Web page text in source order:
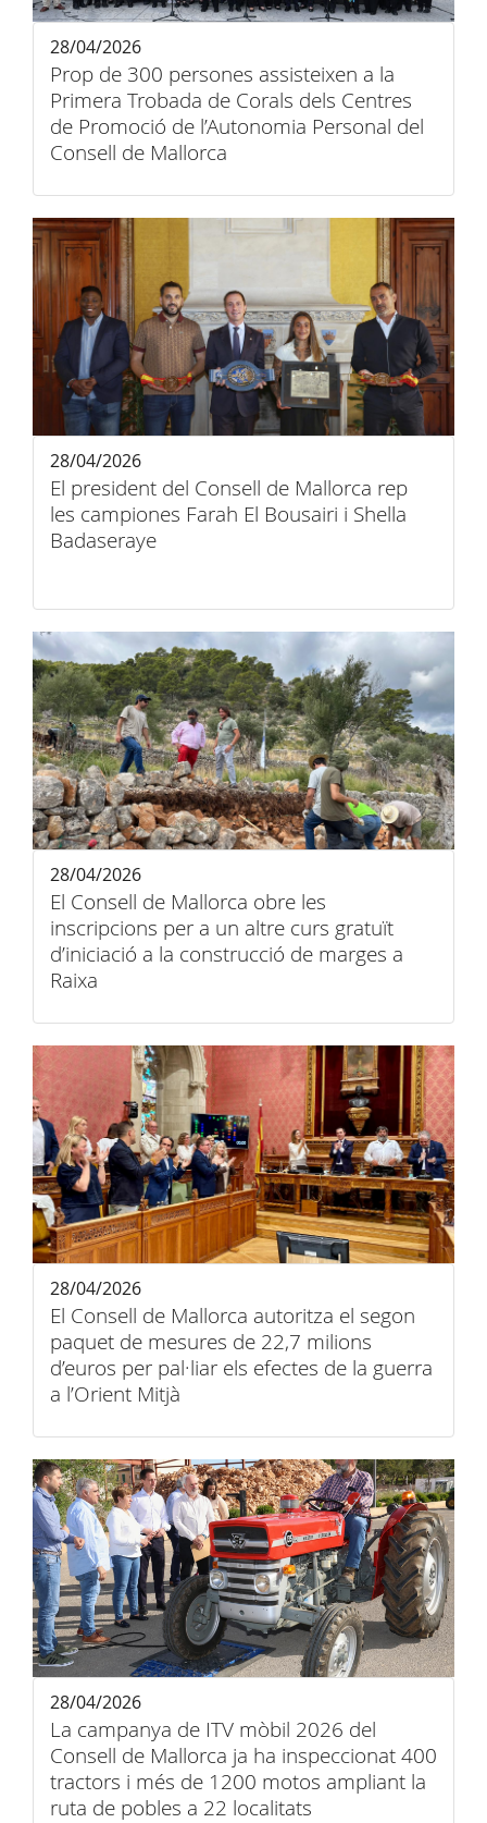
Prop de 300 persones assisteixen a la
Primera Trobada de Corals dels Centres
de Promoció de l’Autonomia Personal del
Consell de Mallorca
28/04/2026
El president del Consell de Mallorca rep
les campiones Farah El Bousairi i Shella
Badaseraye
28/04/2026
El Consell de Mallorca obre les
inscripcions per a un altre curs gratuït
d’iniciació a la construcció de marges a
Raixa
28/04/2026
El Consell de Mallorca autoritza el segon
paquet de mesures de 22,7 milions
d’euros per pal·liar els efectes de la guerra
a l’Orient Mitjà
28/04/2026
La campanya de ITV mòbil 2026 del
Consell de Mallorca ja ha inspeccionat 400
tractors i més de 1200 motos ampliant la
ruta de pobles a 22 localitats
28/04/2026